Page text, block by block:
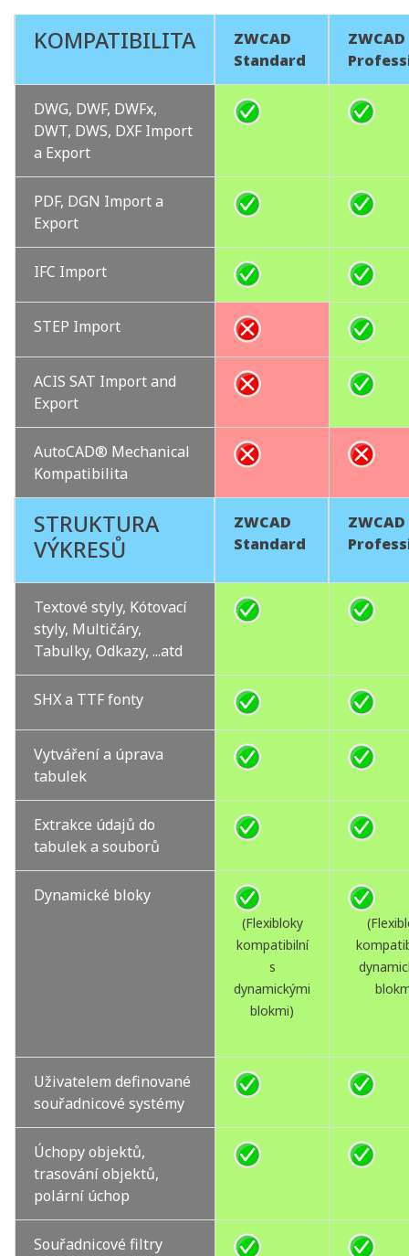
KOMPATIBILITA
ZWCAD
Standard
ZWCAD
DWG, DWF, DWFx,
DWT, DWS, DXF Import
a Export
PDF, DGN Import a
Export
IFC Import
STEP Import
ACIS SAT Import and
Export
AutoCAD® Mechanical
Kompatibilita
STRUKTURA
VÝKRESŮ
ZWCAD
Standard
ZWCAD
Textové styly, Kótovací
styly, Multičáry,
Tabulky, Odkazy, ...atd
SHX a TTF fonty
Vytváření a úprava
tabulek
Extrakce údajů do
tabulek a souborů
Dynamické bloky
(Flexibloky
kompatibilní
s
dynamickými
blokmi)
Uživatelem definované
souřadnicové systémy
Úchopy objektů,
trasování objektů,
polární úchop
Souřadnicové filtry